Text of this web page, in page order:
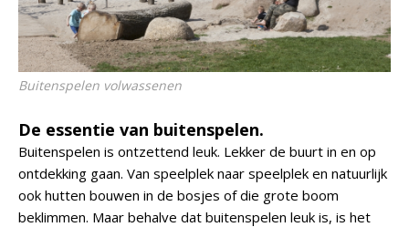
Buitenspelen volwassenen
De essentie van buitenspelen.
Buitenspelen is ontzettend leuk. Lekker de buurt in en op
ontdekking gaan. Van speelplek naar speelplek en natuurlijk
ook hutten bouwen in de bosjes of die grote boom
beklimmen. Maar behalve dat buitenspelen leuk is, is het